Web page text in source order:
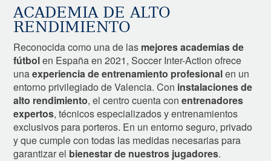
ACADEMIA DE ALTO
RENDIMIENTO
Reconocida como una de las mejores academias de
fútbolen España en 2021, Soccer Inter-Action ofrece
unaexperiencia de entrenamiento profesionalen un
entorno privilegiado de Valencia. Con instalaciones de
alto rendimiento, el centro cuenta conentrenadores
expertos, técnicos especializados y entrenamientos
exclusivos para porteros. En un entorno seguro, privado
y que cumple con todas las medidas necesarias para
garantizar el bienestar de nuestros jugadores.